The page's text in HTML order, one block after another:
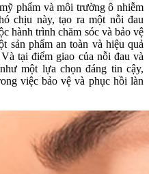
phẩm và môi trường ô nhiễm
chịu này, tạo ra một nỗi đau
hành trình chăm sóc và bảo vệ
sản phẩm an toàn và hiệu quả
tại điểm giao của nỗi đau và
một lựa chọn đáng tin cậy,
việc bảo vệ và phục hồi làn